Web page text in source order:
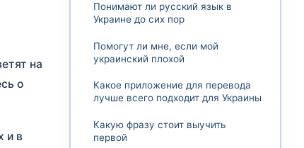
на
о
и в
Понимают ли русский язык в
Украине до сих пор
Помогут ли мне, если мой
украинский плохой
Какое приложение для перевода
лучше всего подходит для Украины
Какую фразу стоит выучить
первой